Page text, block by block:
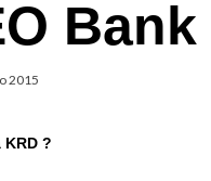
2015
KRD ?